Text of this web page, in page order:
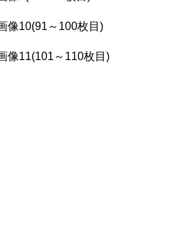
像10(91～100枚目)
像11(101～110枚目)